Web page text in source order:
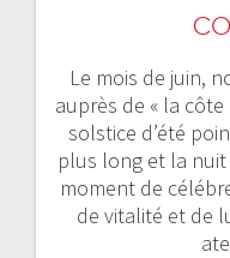
Le mois de juin,
auprès de « la
solstice d’été
plus long et la nuit
moment de
de vitalité et de